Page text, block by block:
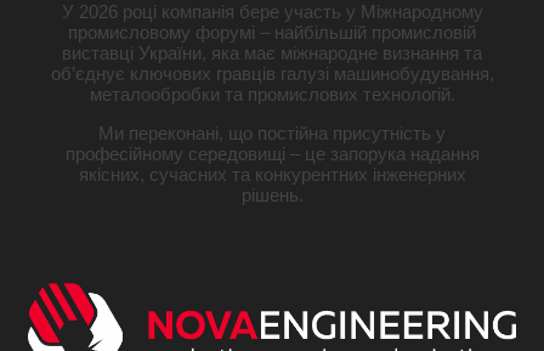
У 2026 році компанія бере участь у Міжнародному
промисловому форумі – найбільшій промисловій
виставці України, яка має міжнародне визнання та
об’єднує ключових гравців галузі машинобудування,
металообробки та промислових технологій.
Ми переконані, що постійна присутність у
професійному середовищі – це запорука надання
якісних, сучасних та конкурентних інженерних
рішень.